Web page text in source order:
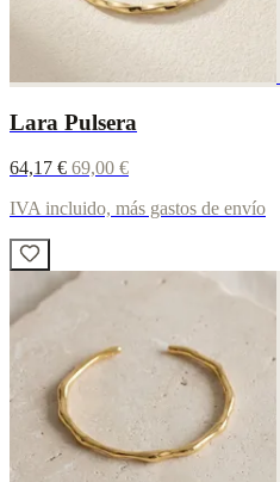
Lara Pulsera
64,17 € 69,00 €
IVA incluido, más gastos de envío